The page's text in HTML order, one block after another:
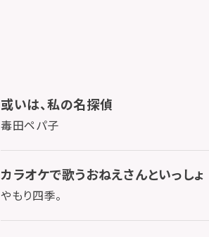
或いは、私の名探偵
毒田ペパ子
カラオケで歌うおねえさんといっしょ
やもり四季。